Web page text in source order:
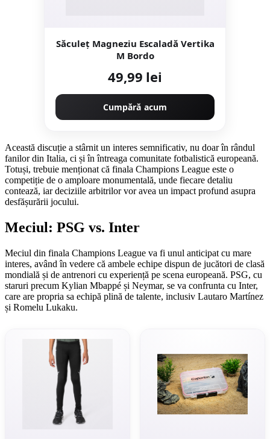
Săculeț Magneziu Escaladă Vertika
M Bordo
49,99 lei
Cumpără acum
Această discuție a stârnit un interes semnificativ, nu doar în rândul
fanilor din Italia, ci și în întreaga comunitate fotbalistică europeană.
Totuși, trebuie menționat că finala Champions League este o
competiție de o amploare monumentală, unde fiecare detaliu
contează, iar deciziile arbitrilor vor avea un impact profund asupra
desfășurării jocului.
Meciul: PSG vs. Inter
Meciul din finala Champions League va fi unul anticipat cu mare
interes, având în vedere că ambele echipe dispun de jucători de clasă
mondială și de antrenori cu experiență pe scena europeană. PSG, cu
staruri precum Kylian Mbappé și Neymar, se va confrunta cu Inter,
care are propria sa echipă plină de talente, inclusiv Lautaro Martínez
și Romelu Lukaku.